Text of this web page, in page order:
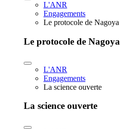
L'ANR
Engagements
Le protocole de Nagoya
Le protocole de Nagoya
L'ANR
Engagements
La science ouverte
La science ouverte